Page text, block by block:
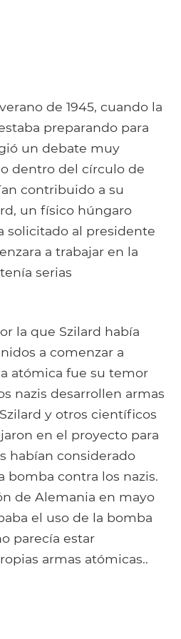
de 1945, cuando la
preparando para
un debate muy
dentro del círculo de
contribuido a su
un físico húngaro
solicitado al presidente
a trabajar en la
serias
la que Szilard había
a comenzar a
atómica fue su temor
nazis desarrollen armas
y otros científicos
en el proyecto para
habían considerado
bomba contra los nazis.
de Alemania en mayo
el uso de la bomba
parecía estar
armas atómicas..